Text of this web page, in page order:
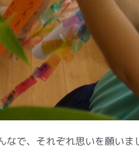
なで、それぞれ思いを願いま